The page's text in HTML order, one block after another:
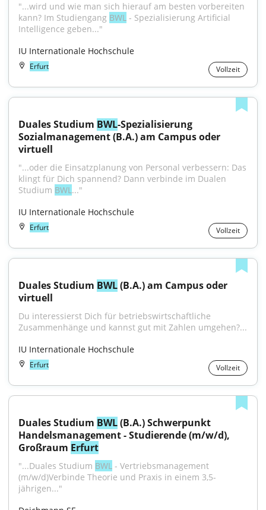
"...wird und wie man sich hierauf am besten vorbereiten
kann? Im Studiengang BWL - Spezialisierung Artificial
Intelligence geben..."
IU Internationale Hochschule
Erfurt Vollzeit
Duales Studium BWL-Spezialisierung
Sozialmanagement (B.A.) am Campus oder
virtuell
"...oder die Einsatzplanung von Personal verbessern: Das
klingt für Dich spannend? Dann verbinde im Dualen
Studium BWL..."
IU Internationale Hochschule
Erfurt Vollzeit
Duales Studium BWL (B.A.) am Campus oder
virtuell
Du interessierst Dich für betriebswirtschaftliche
Zusammenhänge und kannst gut mit Zahlen umgehen?...
IU Internationale Hochschule
Erfurt Vollzeit
Duales Studium BWL (B.A.) Schwerpunkt
Handelsmanagement - Studierende (m/w/d),
Großraum Erfurt
"...Duales Studium BWL - Vertriebsmanagement
(m/w/d)Verbinde Theorie und Praxis in einem 3,5-
jährigen..."